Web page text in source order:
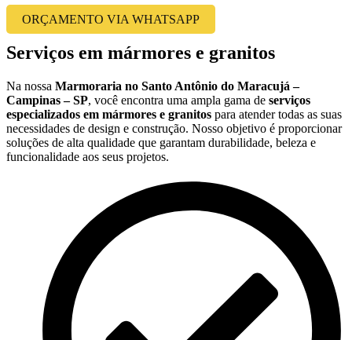
ORÇAMENTO VIA WHATSAPP
Serviços em mármores e granitos
Na nossa Marmoraria no Santo Antônio do Maracujá –
Campinas – SP, você encontra uma ampla gama de serviços
especializados em mármores e granitos para atender todas as suas
necessidades de design e construção. Nosso objetivo é proporcionar
soluções de alta qualidade que garantam durabilidade, beleza e
funcionalidade aos seus projetos.